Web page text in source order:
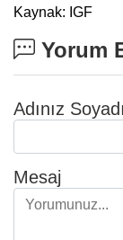
Kaynak: IGF
Yorum
Adınız
Mesaj